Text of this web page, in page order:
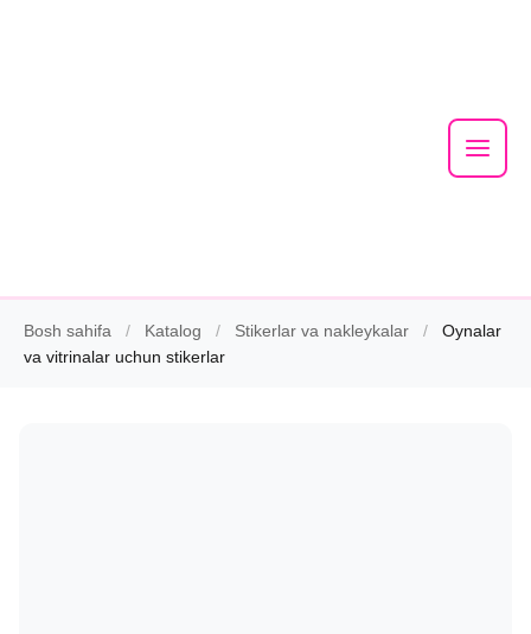
content
Main
Bosh sahifa / Katalog / Stikerlar va nakleykalar /
Oynalar
va vitrinalar uchun stikerlar